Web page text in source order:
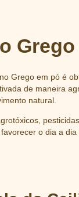
Grego em pó é
de maneira
natural.
o dia a